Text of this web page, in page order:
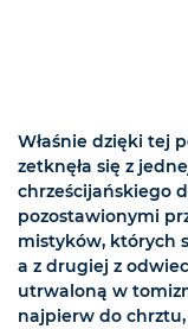
Właśnie dzięki tej
zetknęła się z
chrześcijańskiego
pozostawionymi
mistyków, których
a z drugiej z
utrwaloną w
najpierw do chrztu,